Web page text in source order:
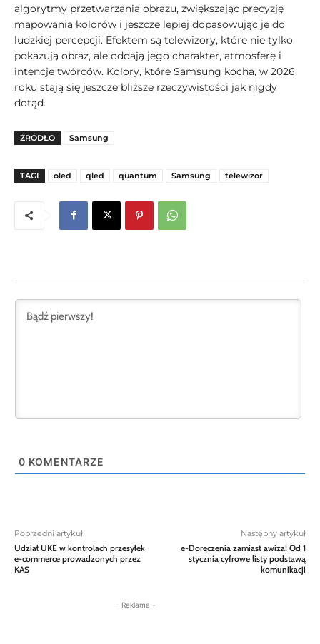
algorytmy przetwarzania obrazu, zwiększając precyzję
mapowania kolorów i jeszcze lepiej dopasowując je do
ludzkiej percepcji. Efektem są telewizory, które nie tylko
pokazują obraz, ale oddają jego charakter, atmosferę i
intencje twórców. Kolory, które Samsung kocha, w 2026
roku stają się jeszcze bliższe rzeczywistości jak nigdy
dotąd.
ŹRÓDŁO Samsung
TAGI oled qled quantum Samsung telewizor
0 KOMENTARZE
Poprzedni artykuł
Udział UKE w kontrolach przesyłek
e-commerce prowadzonych przez
KAS
Następny artykuł
e-Doręczenia zamiast awiza! Od 1
stycznia cyfrowe listy podstawą
komunikacji
- Reklama -